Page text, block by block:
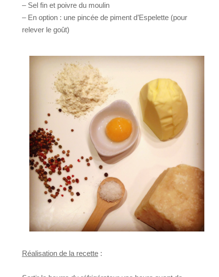
– Sel fin et poivre du moulin
– En option : une pincée de piment d’Espelette (pour
relever le goût)
Réalisation de la recette: